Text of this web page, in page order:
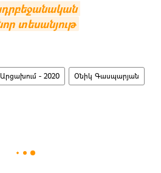
տեսանյութ
- 2020 Օնիկ Գասպարյան